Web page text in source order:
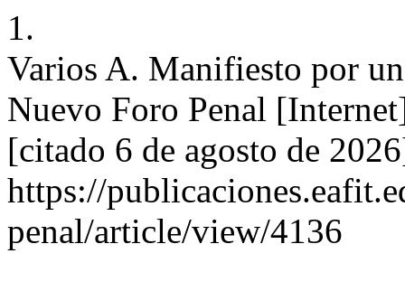
1.
Varios A. Manifiesto por
Nuevo Foro Penal
[citado 6 de agosto de
https://
penal/article/view/4136